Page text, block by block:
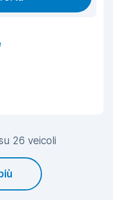
26 veicoli